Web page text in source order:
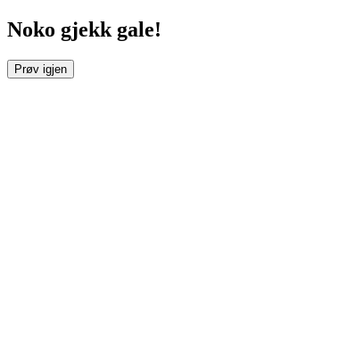
Noko gjekk gale!
Prøv igjen